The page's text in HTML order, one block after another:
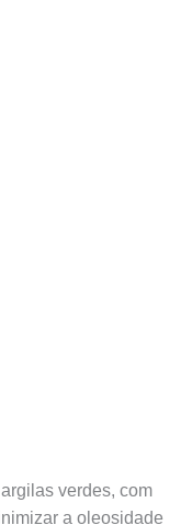
verdes, com
a oleosidade